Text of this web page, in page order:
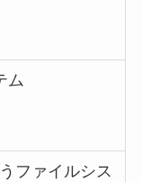
ム
ファイルシス